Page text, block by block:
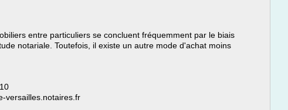
entre particuliers se concluent fréquemment par le biais
notariale. Toutefois, il existe un autre mode d'achat moins
versailles.notaires.fr